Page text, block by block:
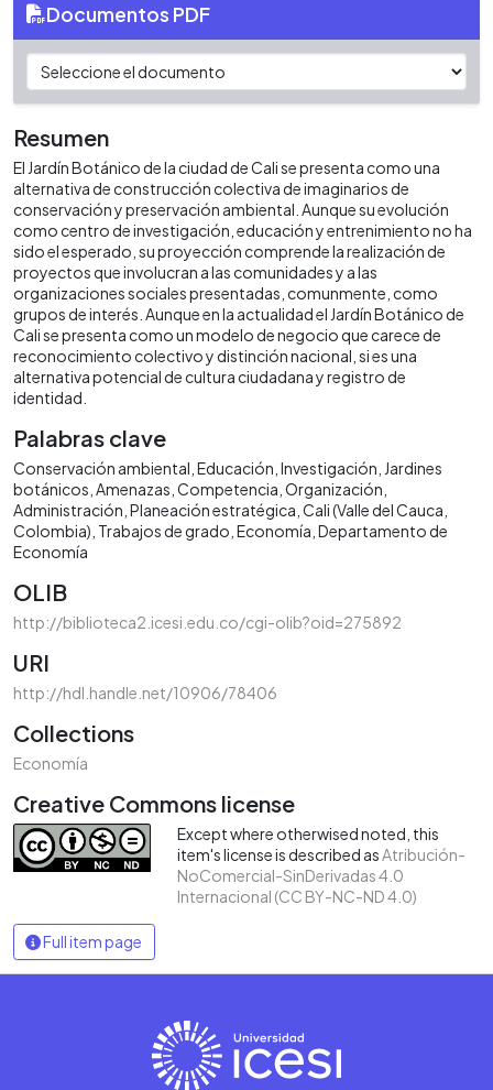
Documentos PDF
Resumen
El Jardín Botánico de la ciudad de Cali se presenta como una
alternativa de construcción colectiva de imaginarios de
conservación y preservación ambiental. Aunque su evolución
como centro de investigación, educación y entrenimiento no ha
sido el esperado, su proyección comprende la realización de
proyectos que involucran a las comunidades y a las
organizaciones sociales presentadas, comunmente, como
grupos de interés. Aunque en la actualidad el Jardín Botánico de
Cali se presenta como un modelo de negocio que carece de
reconocimiento colectivo y distinción nacional, si es una
alternativa potencial de cultura ciudadana y registro de
identidad.
Palabras clave
Conservación ambiental Educación Investigación Jardines
botánicos Amenazas Competencia Organización
Administración Planeación estratégica Cali (Valle del Cauca,
Colombia) Trabajos de grado Economía Departamento de
Economía
OLIB
http://biblioteca2.icesi.edu.co/cgi-olib?oid=275892
URI
http://hdl.handle.net/10906/78406
Collections
Economía
Creative Commons license
Except where otherwised noted, this
item's license is described asAtribución-
NoComercial-SinDerivadas 4.0
Internacional (CC BY-NC-ND 4.0)
Full item page